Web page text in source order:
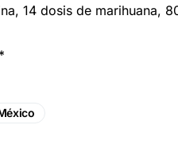
14 dosis de marihuana,